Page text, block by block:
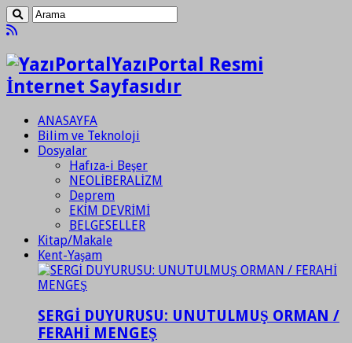
YazıPortal Resmi
İnternet Sayfasıdır
ANASAYFA
Bilim ve Teknoloji
Dosyalar
Hafıza-i Beşer
NEOLİBERALİZM
Deprem
EKİM DEVRİMİ
BELGESELLER
Kitap/Makale
Kent-Yaşam
SERGİ DUYURUSU: UNUTULMUŞ ORMAN /
FERAHİ MENGEŞ